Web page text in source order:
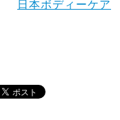
日本ボディーケア